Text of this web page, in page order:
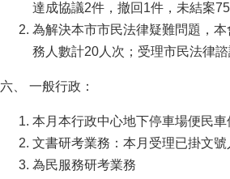
達成協議2件，撤回1件，未結案
為解決本市市民法律疑難問題，
務人數計20人次；受理市民法律諮
六、 一般行政：
本月本行政中心地下停車場便民
文書研考業務：本月受理已掛文
為民服務研考業務